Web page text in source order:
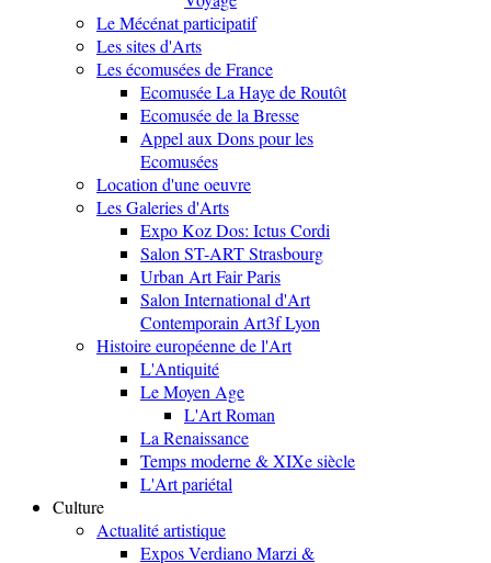
Le Mécénat participatif
Les sites d'Arts
Les écomusées de France
Ecomusée La Haye de Routôt
Ecomusée de la Bresse
Appel aux Dons pour les
Ecomusées
Location d'une oeuvre
Les Galeries d'Arts
Expo Koz Dos: Ictus Cordi
Salon ST-ART Strasbourg
Urban Art Fair Paris
Salon International d'Art
Contemporain Art3f Lyon
Histoire européenne de l'Art
L'Antiquité
Le Moyen Age
L'Art Roman
La Renaissance
Temps moderne & XIXe siècle
L'Art pariétal
Culture
Actualité artistique
Expos Verdiano Marzi &